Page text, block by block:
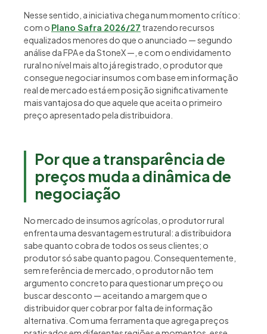
Nesse sentido, a iniciativa chega num momento crítico:
com o Plano Safra 2026/27 trazendo recursos
equalizados menores do que o anunciado — segundo
análise da FPA e da StoneX —, e com o endividamento
rural no nível mais alto já registrado, o produtor que
consegue negociar insumos com base em informação
real de mercado está em posição significativamente
mais vantajosa do que aquele que aceita o primeiro
preço apresentado pela distribuidora.
Por que a transparência de
preços muda a dinâmica de
negociação
No mercado de insumos agrícolas, o produtor rural
enfrenta uma desvantagem estrutural: a distribuidora
sabe quanto cobra de todos os seus clientes; o
produtor só sabe quanto pagou. Consequentemente,
sem referência de mercado, o produtor não tem
argumento concreto para questionar um preço ou
buscar desconto — aceitando a margem que o
distribuidor quer cobrar por falta de informação
alternativa. Com uma ferramenta que agrega preços